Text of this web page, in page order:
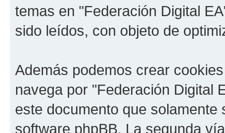
temas en "Federación Digital
sido leídos, con objeto de
Además podemos crear
navega por "Federación Digital
este documento que
software phpBB. La segunda